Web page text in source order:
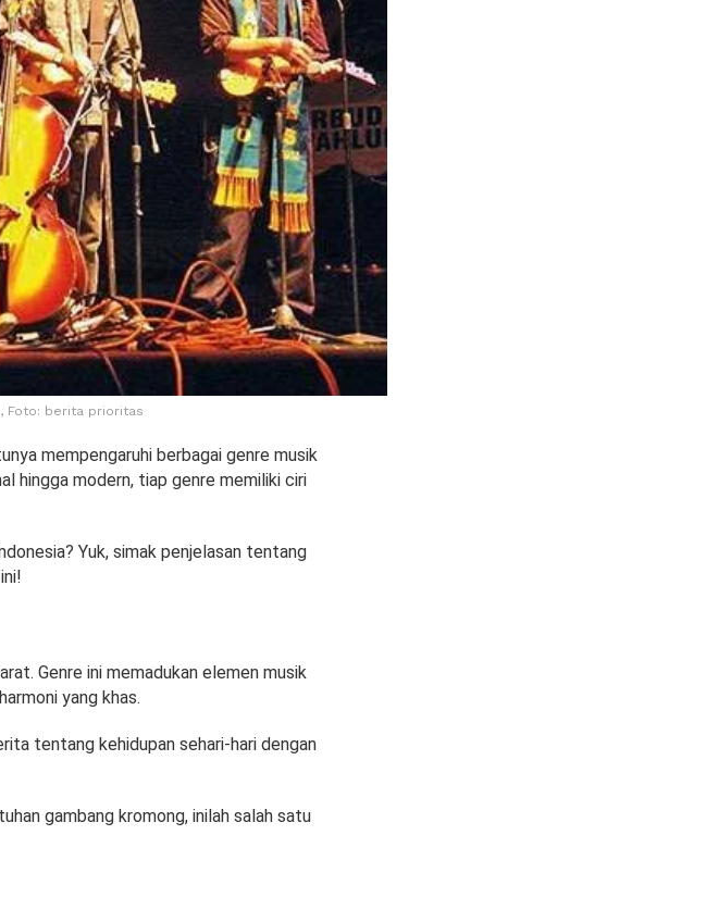
Foto: berita prioritas
mempengaruhi berbagai genre musik
hingga modern, tiap genre memiliki ciri
Yuk, simak penjelasan tentang
Genre ini memadukan elemen musik
yang khas.
tentang kehidupan sehari-hari dengan
gambang kromong, inilah salah satu